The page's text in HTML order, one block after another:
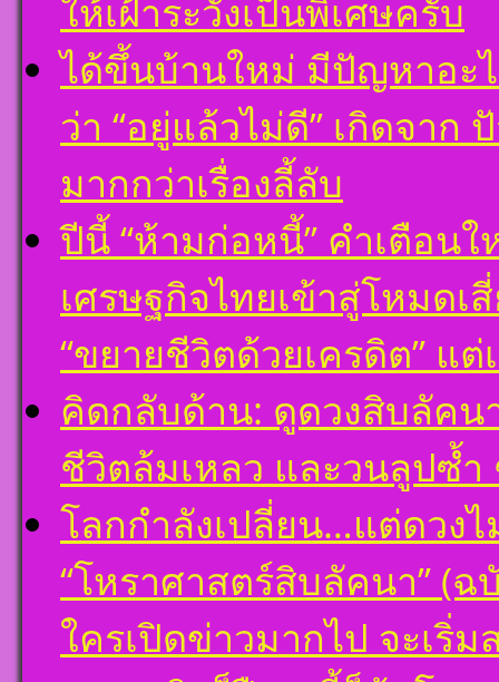
ให้เฝ้าระวังเป็นพิเศษครับ
ได้ขึ้นบ้านใหม่ มีปัญหาอะ
ว่า “อยู่แล้วไม่ดี” เกิดจาก
มากกว่าเรื่องลี้ลับ
ปีนี้ “ห้ามก่อหนี้” คำเตือน
เศรษฐกิจไทยเข้าสู่โหมดเ
“ขยายชีวิตด้วยเครดิต” แ
คิดกลับด้าน: ดูดวงสิบลัคน
ชีวิตล้มเหลว และวนลูปซ้ำ
โลกกำลังเปลี่ยน…แต่ดวง
“โหราศาสตร์สิบลัคนา” (
ใครเปิดข่าวมากไป จะเริ่